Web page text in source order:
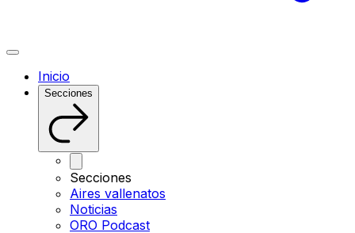
Inicio
Secciones
Secciones
Aires vallenatos
Noticias
ORO Podcast